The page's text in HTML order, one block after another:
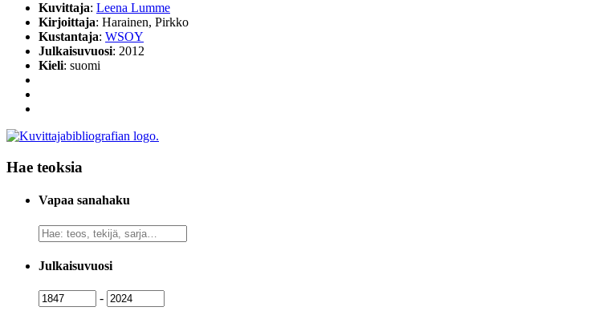
Kuvittaja: Leena Lumme
Kirjoittaja: Harainen, Pirkko
Kustantaja: WSOY
Julkaisuvuosi: 2012
Kieli: suomi
Hae teoksia
Vapaa sanahaku
Vapaa
sanahaku
Julkaisuvuosi
Julkaisuvuosi
- Julkaisuvuosi